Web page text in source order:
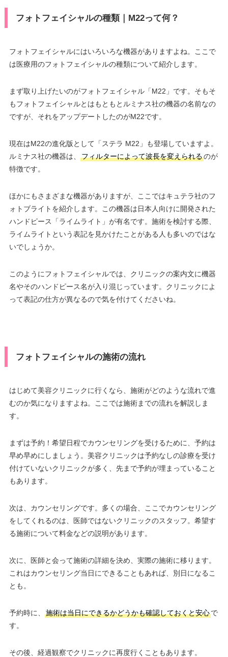
フォトフェイシャルの種類｜M22って何？
フォトフェイシャルにはいろいろな機器がありますよね。ここで
は医療用のフォトフェイシャルの種類について紹介します。
まず取り上げたいのがフォトフェイシャル「M22」です。そもそ
もフォトフェイシャルとはもともとルミナス社の機器の名前なの
ですが、それをアップデートしたのがM22です。
現在はM22の進化版として「ステラ M22」も登場していますよ。
ルミナス社の機器は、
フィルターによって波長を変えられるのが
特徴です。
ほかにもさまざまな機器がありますが、ここではキュテラ社のフ
ォトブライトを紹介します。この機器は日本人向けに開発された
ハンドピース「ライムライト」が有名です。施術を検討する際、
ライムライトという表記を見かけたことがある人も多いのではな
いでしょうか。
このようにフォトフェイシャルでは、クリニックの案内文に機器
名やそのハンドピース名が入り混じっています。クリニックによ
って表記の仕方が異なるので気を付けてくださいね。
フォトフェイシャルの施術の流れ
はじめて美容クリニックに行くなら、施術がどのような流れで進
むのか気になりますよね。ここでは施術までの流れを解説しま
す。
まずは予約！希望日程でカウンセリングを受けるために、予約は
早め早めにしましょう。美容クリニックは予約なしの診療を受け
付けていないクリニックが多く、先まで予約が埋まっていること
もあります。
次は、カウンセリングです。多くの場合、ここでカウンセリング
をしてくれるのは、医師ではないクリニックのスタッフ。希望す
る施術について料金などの説明があります。
次に、医師と会って施術の詳細を決め、実際の施術に移ります。
これはカウンセリング当日にできることもあれば、別日になるこ
とも。
予約時に、 施術は当日にできるかどうかも確認しておくと安心で
す。
その後、経過観察でクリニックに再度行くこともあります。